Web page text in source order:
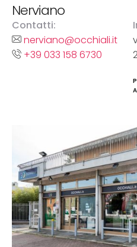
Nerviano
Contatti:
nerviano@occhiali.it
+39 033 158 6730